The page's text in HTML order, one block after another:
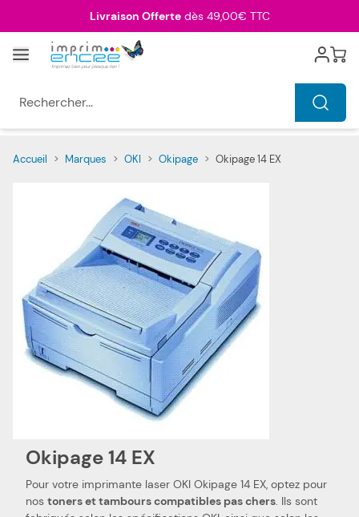
Livraison Offertedès 49,00€ TTC
Menu Cart
Accueil > Marques > OKI > Okipage > Okipage 14 EX
Okipage 14 EX
Pour votre imprimante laser OKI Okipage 14 EX, optez pour
nos
toners et tambours compatibles pas chers. Ils sont